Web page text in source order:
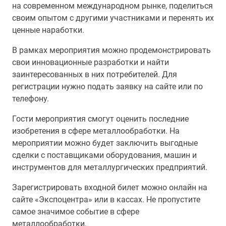
на современном международном рынке, поделиться
своим опытом с другими участниками и перенять их
ценные наработки.
В рамках мероприятия можно продемонстрировать
свои инновационные разработки и найти
заинтересованных в них потребителей. Для
регистрации нужно подать заявку на сайте или по
телефону.
Гости мероприятия смогут оценить последние
изобретения в сфере металлообработки. На
мероприятии можно будет заключить выгодные
сделки с поставщиками оборудования, машин и
инструментов для металлургических предприятий.
Зарегистрировать входной билет можно онлайн на
сайте «Экспоцентра» или в кассах. Не пропустите
самое значимое событие в сфере
металлообработки.